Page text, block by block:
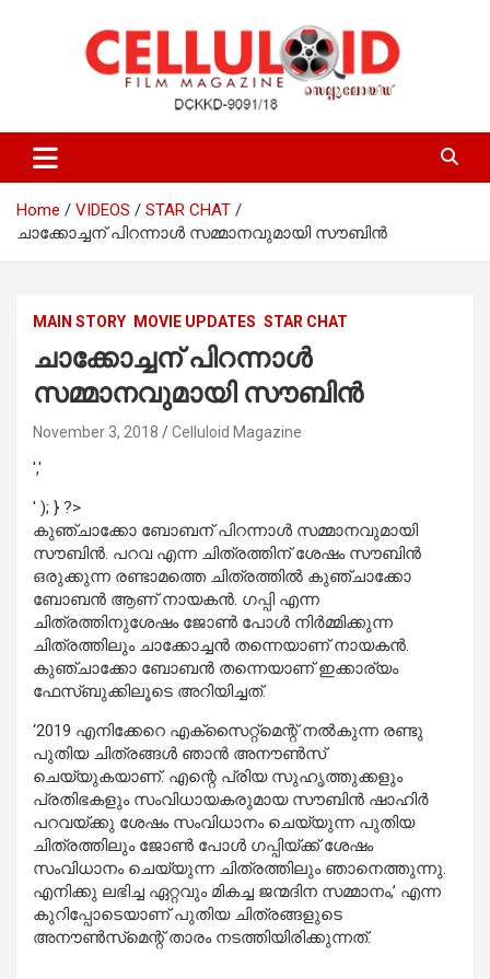
celluloid
Home VIDEOS
STAR CHAT
ചാക്കോച്ചന് പിറന്നാള്‍ സമ്മാനവുമായി സൗബിന്‍
MAIN STORY MOVIE UPDATES STAR CHAT
ചാക്കോച്ചന് പിറന്നാള്‍
സമ്മാനവുമായി സൗബിന്‍
November 3, 2018 Celluloid Magazine
','
' ); } ?>
കുഞ്ചാക്കോ ബോബന് പിറന്നാള്‍ സമ്മാനവുമായി
സൗബിന്‍. പറവ എന്ന ചിത്രത്തിന് ശേഷം സൗബിന്‍
ഒരുക്കുന്ന രണ്ടാമത്തെ ചിത്രത്തില്‍ കുഞ്ചാക്കോ
ബോബന്‍ ആണ് നായകന്‍. ഗപ്പി എന്ന
ചിത്രത്തിനുശേഷം ജോണ്‍ പോള്‍ നിര്‍മ്മിക്കുന്ന
ചിത്രത്തിലും ചാക്കോച്ചന്‍ തന്നെയാണ് നായകന്‍.
കുഞ്ചാക്കോ ബോബന്‍ തന്നെയാണ് ഇക്കാര്യം
ഫേസ്ബുക്കിലൂടെ അറിയിച്ചത്.
‘2019 എനിക്കേറെ എക്‌സൈറ്റ്‌മെന്റ് നല്‍കുന്ന രണ്ടു
പുതിയ ചിത്രങ്ങള്‍ ഞാന്‍ അനൗണ്‍സ്
ചെയ്യുകയാണ്. എന്റെ പ്രിയ സുഹൃത്തുക്കളും
പ്രതിഭകളും സംവിധായകരുമായ സൗബിന്‍ ഷാഹിര്‍
പറവയ്ക്കു ശേഷം സംവിധാനം ചെയ്യുന്ന പുതിയ
ചിത്രത്തിലും ജോണ്‍ പോള്‍ ഗപ്പിയ്ക്ക് ശേഷം
സംവിധാനം ചെയ്യുന്ന ചിത്രത്തിലും ഞാനെത്തുന്നു.
എനിക്കു ലഭിച്ച ഏറ്റവും മികച്ച ജന്മദിന സമ്മാനം,’ എന്ന
കുറിപ്പോടെയാണ് പുതിയ ചിത്രങ്ങളുടെ
അനൗണ്‍സ്‌മെന്റ് താരം നടത്തിയിരിക്കുന്നത്.